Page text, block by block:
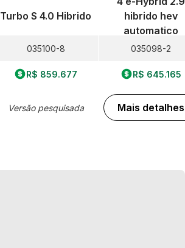
Turbo S 4.0 Hibrido
035100-8
R$ 859.677
Versão pesquisada
hibrido hev
automatico
035098-2
R$ 645.165
Mais detalhes